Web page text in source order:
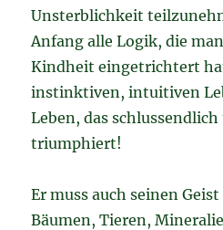
Unsterblichkeit
Anfang alle Logik, die
Kindheit eingetrichtert
instinktiven, intuitiven
Leben, das
triumphiert!
Er muss auch seinen
Bäumen, Tieren,